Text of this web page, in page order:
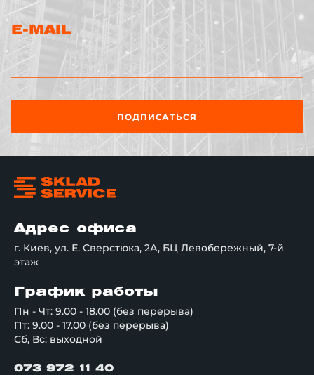
E-MAIL
ПОДПИСАТЬСЯ
Адрес офиса
г. Киев, ул. Е. Сверстюка, 2А, БЦ Левобережный, 7-й
этаж
График работы
Пн - Чт: 9.00 - 18.00 (без перерыва)
Пт: 9.00 - 17.00 (без перерыва)
Сб, Вс: выходной
073 972 11 40